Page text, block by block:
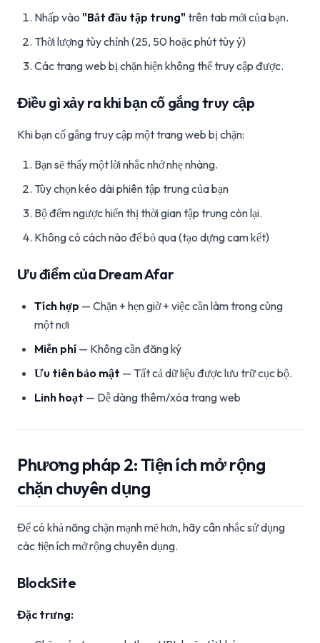
Nhấp vào "Bắt đầu tập trung"trên tab mới của bạn.
Thời lượng tùy chỉnh (25, 50 hoặc phút tùy ý)
Các trang web bị chặn hiện không thể truy cập được.
Điều gì xảy ra khi bạn cố gắng truy cập
Khi bạn cố gắng truy cập một trang web bị chặn:
Bạn sẽ thấy một lời nhắc nhở nhẹ nhàng.
Tùy chọn kéo dài phiên tập trung của bạn
Bộ đếm ngược hiển thị thời gian tập trung còn lại.
Không có cách nào để bỏ qua (tạo dựng cam kết)
Ưu điểm của Dream Afar
Tích hợp — Chặn + hẹn giờ + việc cần làm trong cùng
một nơi
Miễn phí — Không cần đăng ký
Ưu tiên bảo mật — Tất cả dữ liệu được lưu trữ cục bộ.
Linh hoạt — Dễ dàng thêm/xóa trang web
Phương pháp 2: Tiện ích mở rộng
chặn chuyên dụng
Để có khả năng chặn mạnh mẽ hơn, hãy cân nhắc sử dụng
các tiện ích mở rộng chuyên dụng.
BlockSite
Đặc trưng: